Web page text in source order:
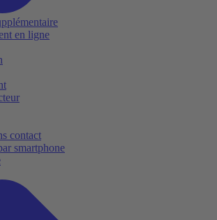
en ligne
contact
smartphone